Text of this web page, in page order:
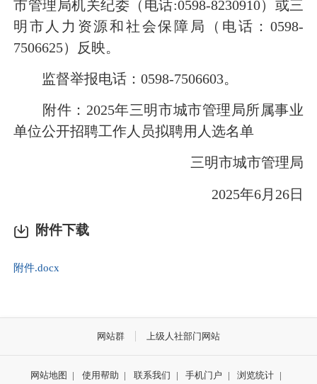
市管理局机关纪委（电话:0598-8230910）或三
明市人力资源和社会保障局（电话：0598-
7506625）反映。
监督举报电话：0598-7506603。
附件：2025年三明市城市管理局所属事业
单位公开招聘工作人员拟聘用人选名单
三明市城市管理局
2025年6月26日
附件下载
附件.docx
网站群 上级人社部门网站
网站地图 | 使用帮助 | 联系我们 | 手机门户 | 浏览统计 |